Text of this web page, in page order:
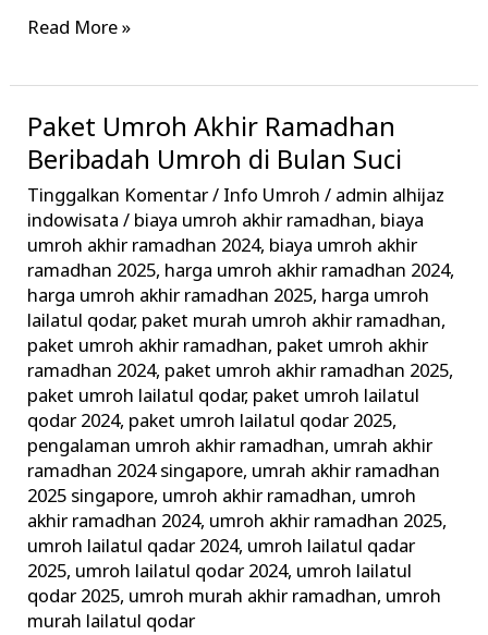
Read More »
Paket Umroh Akhir Ramadhan
Beribadah Umroh di Bulan Suci
Tinggalkan Komentar/ Info Umroh / admin alhijaz
indowisata/ biaya umroh akhir ramadhan, biaya
umroh akhir ramadhan 2024, biaya umroh akhir
ramadhan 2025, harga umroh akhir ramadhan 2024,
harga umroh akhir ramadhan 2025, harga umroh
lailatul qodar, paket murah umroh akhir ramadhan,
paket umroh akhir ramadhan, paket umroh akhir
ramadhan 2024, paket umroh akhir ramadhan 2025,
paket umroh lailatul qodar, paket umroh lailatul
qodar 2024, paket umroh lailatul qodar 2025,
pengalaman umroh akhir ramadhan, umrah akhir
ramadhan 2024 singapore, umrah akhir ramadhan
2025 singapore, umroh akhir ramadhan, umroh
akhir ramadhan 2024, umroh akhir ramadhan 2025,
umroh lailatul qadar 2024, umroh lailatul qadar
2025, umroh lailatul qodar 2024, umroh lailatul
qodar 2025, umroh murah akhir ramadhan, umroh
murah lailatul qodar
Paket
Umroh
Akhir
Ramadhan
Beribadah
Umroh
di
Bulan
Suci